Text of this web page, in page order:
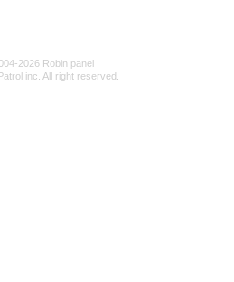
2026 Robin panel
inc. All right reserved.